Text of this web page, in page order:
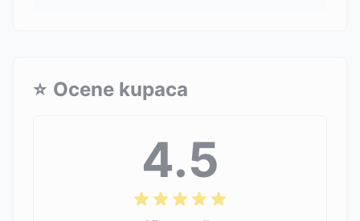
⭐ Ocene kupaca
4.5